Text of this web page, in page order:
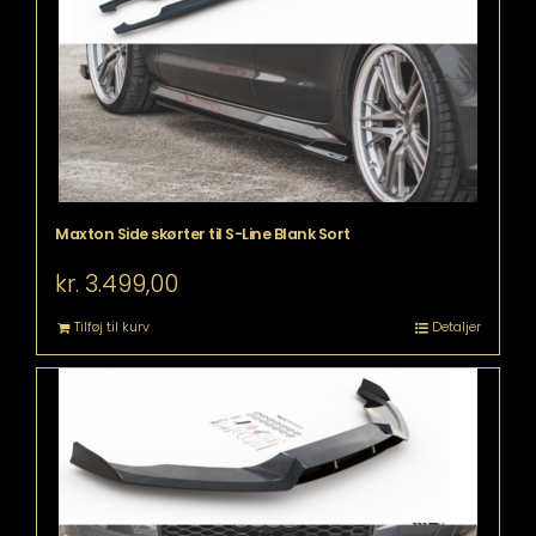
Maxton Side skørter til S-Line Blank Sort
kr. 3.499,00
Tilføj til kurv Detaljer